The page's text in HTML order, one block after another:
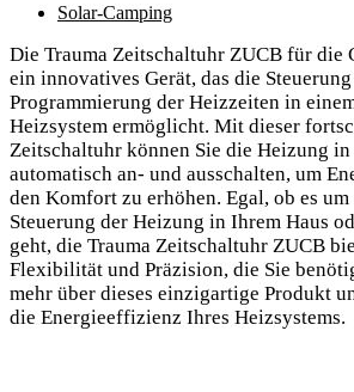
Solar-Camping
Die Trauma Zeitschaltuhr ZUCB für die
ein innovatives Gerät, das die
Programmierung der Heizzeiten in
Heizsystem ermöglicht. Mit dieser
Zeitschaltuhr können Sie die Heizung in
automatisch an- und ausschalten, um
den Komfort zu erhöhen. Egal, ob es
Steuerung der Heizung in Ihrem Haus
geht, die Trauma Zeitschaltuhr ZUCB
Flexibilität und Präzision, die Sie
mehr über dieses einzigartige Produkt
die Energieeffizienz Ihres Heizsystems.